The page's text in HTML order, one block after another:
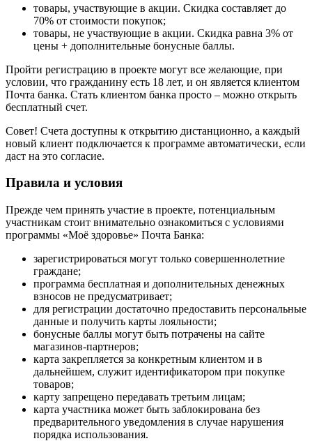
товары, участвующие в акции. Скидка составляет до
70% от стоимости покупок;
товары, не участвующие в акции. Скидка равна 3% от
цены + дополнительные бонусные баллы.
Пройти регистрацию в проекте могут все желающие, при
условии, что гражданину есть 18 лет, и он является клиентом
Почта банка. Стать клиентом банка просто – можно открыть
бесплатный счет.
Совет! Счета доступны к открытию дистанционно, а каждый
новый клиент подключается к программе автоматически, если
даст на это согласие.
Правила и условия
Прежде чем принять участие в проекте, потенциальным
участникам стоит внимательно ознакомиться с условиями
программы «Моё здоровье» Почта Банка:
зарегистрироваться могут только совершеннолетние
граждане;
программа бесплатная и дополнительных денежных
взносов не предусматривает;
для регистрации достаточно предоставить персональные
данные и получить карты лояльности;
бонусные баллы могут быть потрачены на сайте
магазинов-партнеров;
карта закрепляется за конкретным клиентом и в
дальнейшем, служит идентификатором при покупке
товаров;
карту запрещено передавать третьим лицам;
карта участника может быть заблокирована без
предварительного уведомления в случае нарушения
порядка использования.